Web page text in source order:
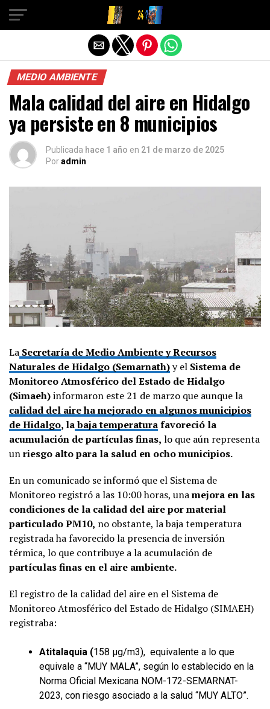
MEDIO AMBIENTE
Mala calidad del aire en Hidalgo
ya persiste en 8 municipios
Publicada hace 1 año en 21 de marzo de 2025
Poradmin
La Secretaría de Medio Ambiente y Recursos
Naturales de Hidalgo (Semarnath)y el Sistema de
Monitoreo Atmosférico del Estado de Hidalgo
(Simaeh)informaron este 21 de marzo que aunque la
calidad del aire ha mejorado en algunos municipios
de Hidalgo, labaja temperaturafavoreció la
acumulación de partículas finas, lo que aún representa
unriesgo alto para la salud en ocho municipios.
En un comunicado se informó que el Sistema de
Monitoreo registró a las 10:00 horas, unamejora en las
condiciones de la calidad del aire por material
particulado PM10, no obstante, la baja temperatura
registrada ha favorecido la presencia de inversión
térmica, lo que contribuye a la acumulación de
partículas finas en el aire ambiente.
El registro de la calidad del aire en el Sistema de
Monitoreo Atmosférico del Estado de Hidalgo (SIMAEH)
registraba:
Atitalaquia (158 µg/m3), equivalente a lo que
equivale a “MUY MALA”, según lo establecido en la
Norma Oficial Mexicana NOM-172-SEMARNAT-
2023, con riesgo asociado a la salud “MUY ALTO”.
Salir de la versión móvil